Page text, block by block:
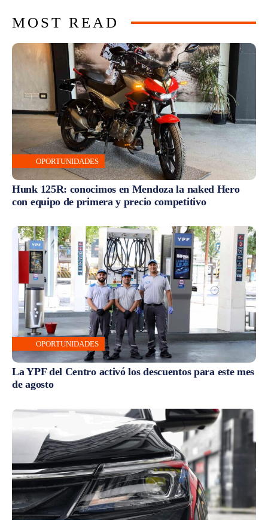
MOST READ
OPORTUNIDADES
Hunk 125R: conocimos en Mendoza la naked Hero
con equipo de primera y precio competitivo
OPORTUNIDADES
La YPF del Centro activó los descuentos para este mes
de agosto